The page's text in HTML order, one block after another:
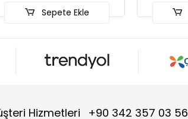
Sepete Ekle
Hizmetleri +90 342 357 03 56